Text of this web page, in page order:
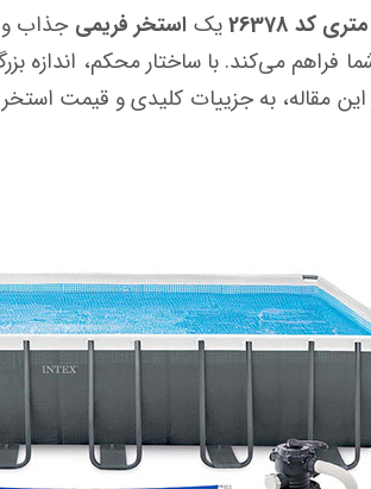
یک استخر فریمی جذاب و
می‌کند. با ساختار محکم، اندازه